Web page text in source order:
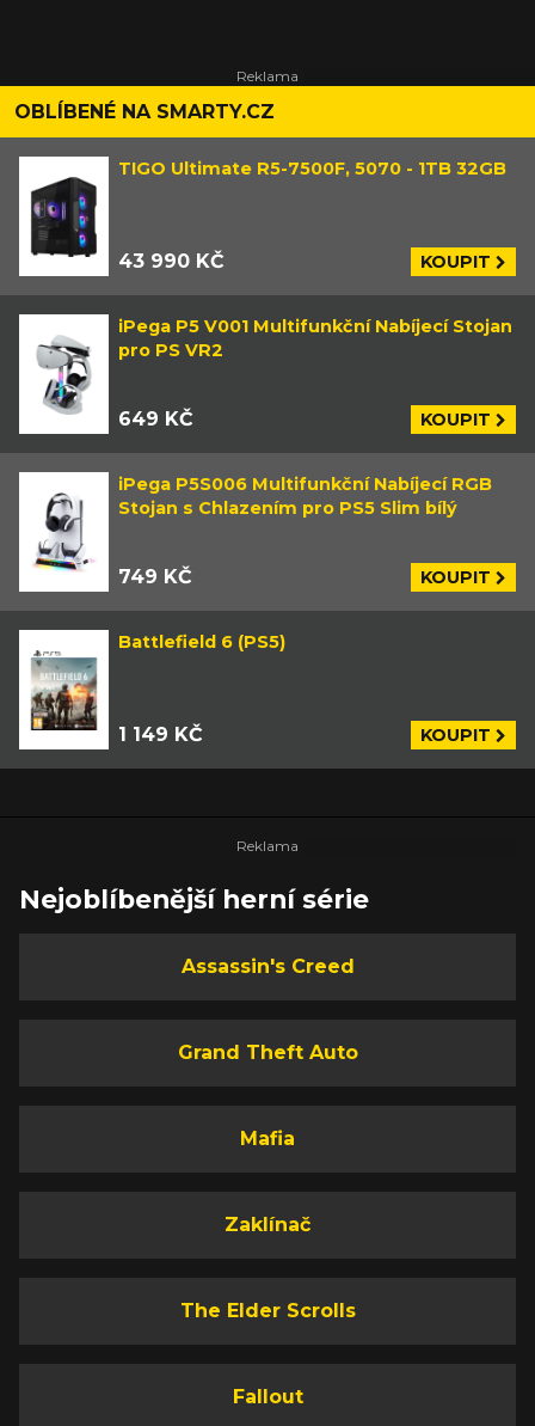
OBLÍBENÉ NA SMARTY.CZ
TIGO Ultimate R5-7500F, 5070 - 1TB 32GB
43 990 KČ KOUPIT
iPega P5 V001 Multifunkční Nabíjecí Stojan
pro PS VR2
649 KČ KOUPIT
iPega P5S006 Multifunkční Nabíjecí RGB
Stojan s Chlazením pro PS5 Slim bílý
749 KČ KOUPIT
Battlefield 6 (PS5)
1 149 KČ KOUPIT
Nejoblíbenější herní série
Assassin's Creed
Grand Theft Auto
Mafia
Zaklínač
The Elder Scrolls
Fallout